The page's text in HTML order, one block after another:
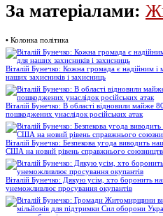
За матеріалами:
• Колонка політика
Віталій Бунечко: Кожна громада є надійним і
наших захисників і захисниць
Віталій Бунечко: В області відновили майже
пошкоджених унаслідок російських атак
Віталій Бунечко: Безпекова угода виводить
США на новий рівень справжнього
Віталій Бунечко: Дякую усім, хто боронить
унеможливлює просування окупантів